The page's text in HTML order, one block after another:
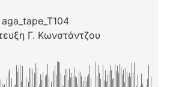
aga_tape_T104
Γ. Κωνστάντζου